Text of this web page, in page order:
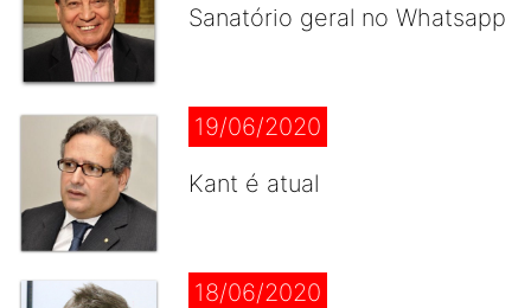
Sanatório geral no Whatsapp
19/06/2020
Kant é atual
18/06/2020